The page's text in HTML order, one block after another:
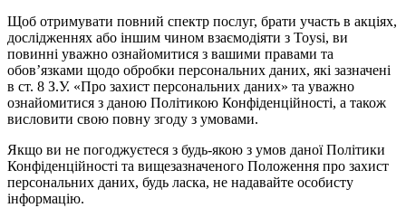
Щоб отримувати повний спектр послуг, брати участь в акціях,
дослідженнях або іншим чином взаємодіяти з Toysi, ви
повинні уважно ознайомитися з вашими правами та
обов’язками щодо обробки персональних даних, які зазначені
в ст. 8 З.У. «Про захист персональних даних» та уважно
ознайомитися з даною Політикою Конфіденційності, а також
висловити свою повну згоду з умовами.
Якщо ви не погоджуєтеся з будь-якою з умов даної Політики
Конфіденційності та вищезазначеного Положення про захист
персональних даних, будь ласка, не надавайте особисту
інформацію.